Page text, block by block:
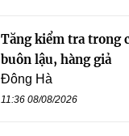
Tăng kiểm tra trong
buôn lậu, hàng giả
Đông Hà
11:36 08/08/2026